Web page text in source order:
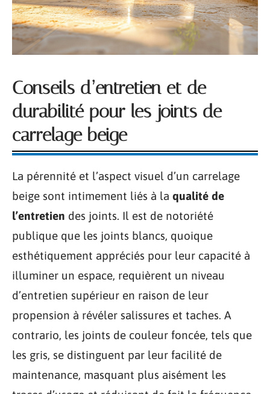
Conseils d’entretien et de
durabilité pour les joints de
carrelage beige
La pérennité et l’aspect visuel d’un carrelage
beige sont intimement liés à la qualité de
l’entretien des joints. Il est de notoriété
publique que les joints blancs, quoique
esthétiquement appréciés pour leur capacité à
illuminer un espace, requièrent un niveau
d’entretien supérieur en raison de leur
propension à révéler salissures et taches. A
contrario, les joints de couleur foncée, tels que
les gris, se distinguent par leur facilité de
maintenance, masquant plus aisément les